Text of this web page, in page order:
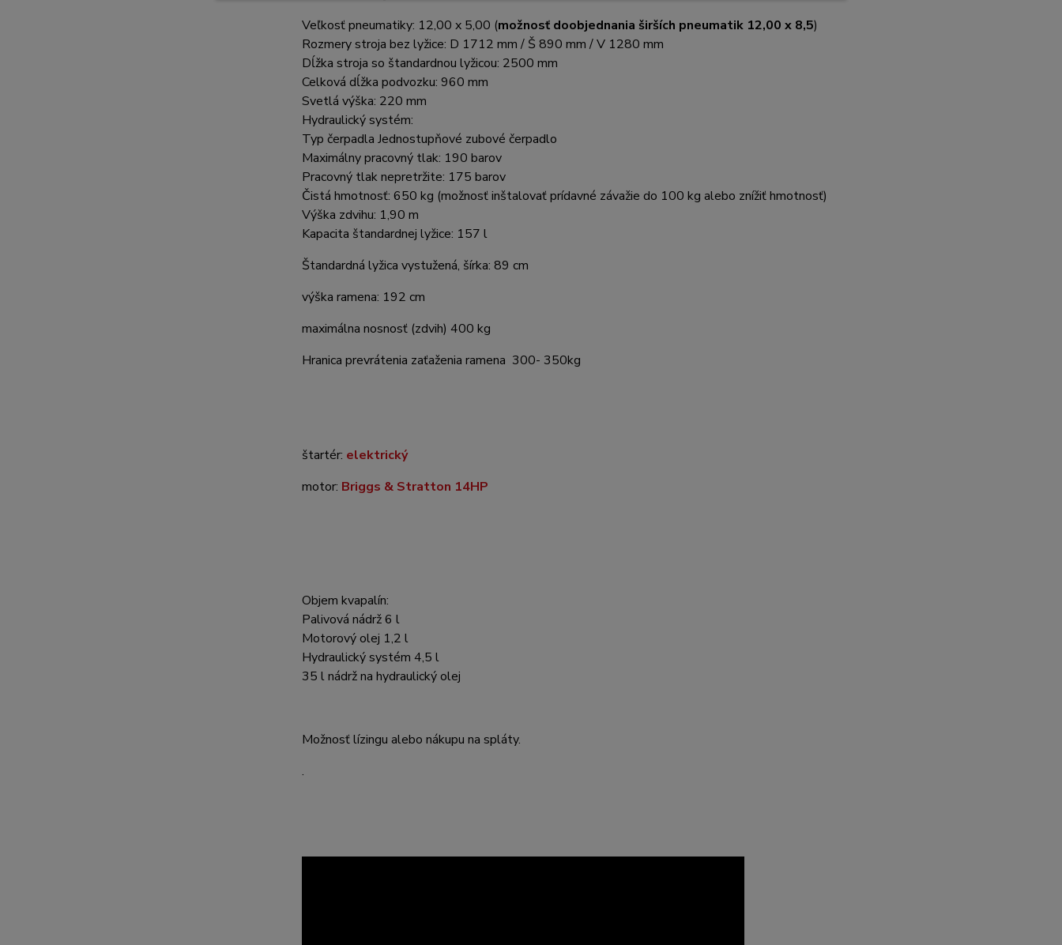
Veľkosť pneumatiky: 12,00 x 5,00 (možnosť doobjednania širších pneumatik 12,00 x 8,5)
Rozmerystroja bez lyžice: D 1712 mm / Š 890 mm / V 1280 mm
Dĺžka stroja so štandardnou lyžicou: 2500 mm
Celková dĺžka podvozku: 960 mm
Svetlá výška: 220 mm
Hydraulický systém:
Typ čerpadla Jednostupňové zubové čerpadlo
Maximálny pracovný tlak: 190 barov
Pracovný tlak nepretržite: 175 barov
Čistá hmotnosť: 650 kg (možnosť inštalovať prídavné závažie do 100 kg alebo znížiť hmotnosť)
Výška zdvihu: 1,90 m
Kapacita štandardnej lyžice: 157 l
Štandardná lyžica vystužená, šírka: 89 cm
výška ramena: 192 cm
maximálna nosnosť (zdvih) 400 kg
Hranica prevrátenia zaťaženia ramena 300- 350kg
štartér: elektrický
motor: Briggs & Stratton 14HP
Objem kvapalín:
Palivová nádrž 6 l
Motorový olej 1,2 l
Hydraulický systém 4,5 l
35 l nádrž na hydraulický olej
Možnosť lízingu alebo nákupu na spláty.
.